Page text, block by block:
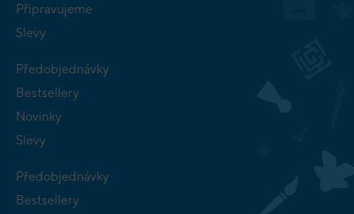
Připravujeme
Slevy
Předobjednávky
Bestsellery
Novinky
Slevy
Předobjednávky
Bestsellery